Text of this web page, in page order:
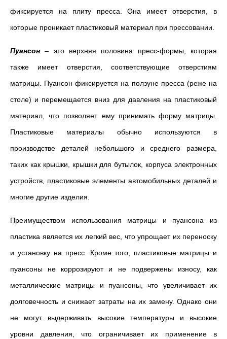
фиксируется на плиту пресса. Она имеет отверстия, в
которые проникает пластиковый материал при прессовании.
Пуансон – это верхняя половина пресс-формы, которая
также имеет отверстия, соответствующие отверстиям
матрицы. Пуансон фиксируется на ползуне пресса (реже на
столе) и перемещается вниз для давления на пластиковый
материал, что позволяет ему принимать форму матрицы.
Пластиковые материалы обычно используются в
производстве деталей небольшого и среднего размера,
таких как крышки, крышки для бутылок, корпуса электронных
устройств, пластиковые элементы автомобильных деталей и
многие другие изделия.
Преимуществом использования матрицы и пуансона из
пластика является их легкий вес, что упрощает их переноску
и установку на пресс. Кроме того, пластиковые матрицы и
пуансоны не коррозируют и не подвержены износу, как
металлические матрицы и пуансоны, что увеличивает их
долговечность и снижает затраты на их замену. Однако они
не могут выдерживать высокие температуры и высокие
уровни давления, что ограничивает их применение в